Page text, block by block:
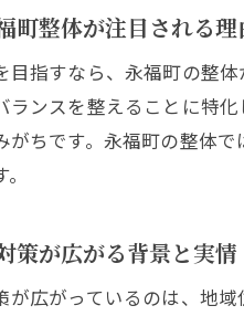
町整体が注目される理
目指すなら、永福町の整
ランスを整えることに特
がちです。永福町の整体
策が広がる背景と実情
が広がっているのは、地